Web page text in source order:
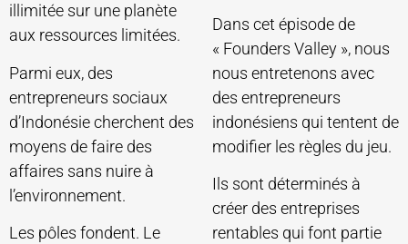
illimitée sur une planète
aux ressources limitées.
Parmi eux, des
entrepreneurs sociaux
d’Indonésie cherchent des
moyens de faire des
affaires sans nuire à
l’environnement.
Les pôles fondent. Le
Dans cet épisode de
« Founders Valley », nous
nous entretenons avec
des entrepreneurs
indonésiens qui tentent de
modifier les règles du jeu.
Ils sont déterminés à
créer des entreprises
rentables qui font partie